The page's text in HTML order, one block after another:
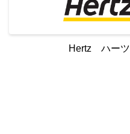
Hertz ハーツ